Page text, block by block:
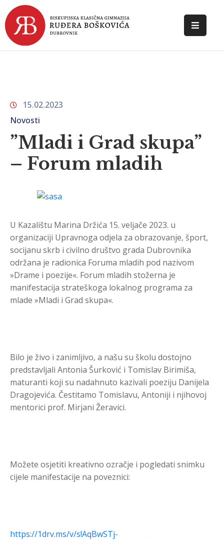
POČETNA
DOKUMENTI
KONTAKT
15.02.2023
Novosti
”Mladi i Grad skupa”
– Forum mladih
U Kazalištu Marina Držića 15. veljače 2023. u
organizaciji Upravnoga odjela za obrazovanje, šport,
socijanu skrb i civilno društvo grada Dubrovnika
održana je radionica Foruma mladih pod nazivom
»Drame i poezije«. Forum mladih stožerna je
manifestacija strateškoga lokalnog programa za
mlade »Mladi i Grad skupa«.
Bilo je živo i zanimljivo, a našu su školu dostojno
predstavljali Antonia Šurković i Tomislav Birimiša,
maturanti koji su nadahnuto kazivali poeziju Danijela
Dragojevića. Čestitamo Tomislavu, Antoniji i njihovoj
mentorici prof. Mirjani Žeravici.
Možete osjetiti kreativno ozračje i pogledati snimku
cijele manifestacije na poveznici:
https://1drv.ms/v/s!AqBwSTj-